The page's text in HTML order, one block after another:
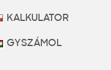
KALKULATOR
GYSZÁMOL